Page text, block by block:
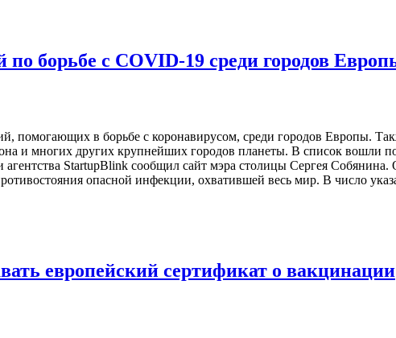
борьбе с COVID-19 среди городов
помогающих в борьбе с коронавирусом, среди городов Европы.
и многих других крупнейших городов планеты. В список вошли
StartupBlink сообщил сайт мэра столицы Сергея Собянина.
опасной инфекции, охватившей весь мир. В число
европейский сертификат о вакцинации